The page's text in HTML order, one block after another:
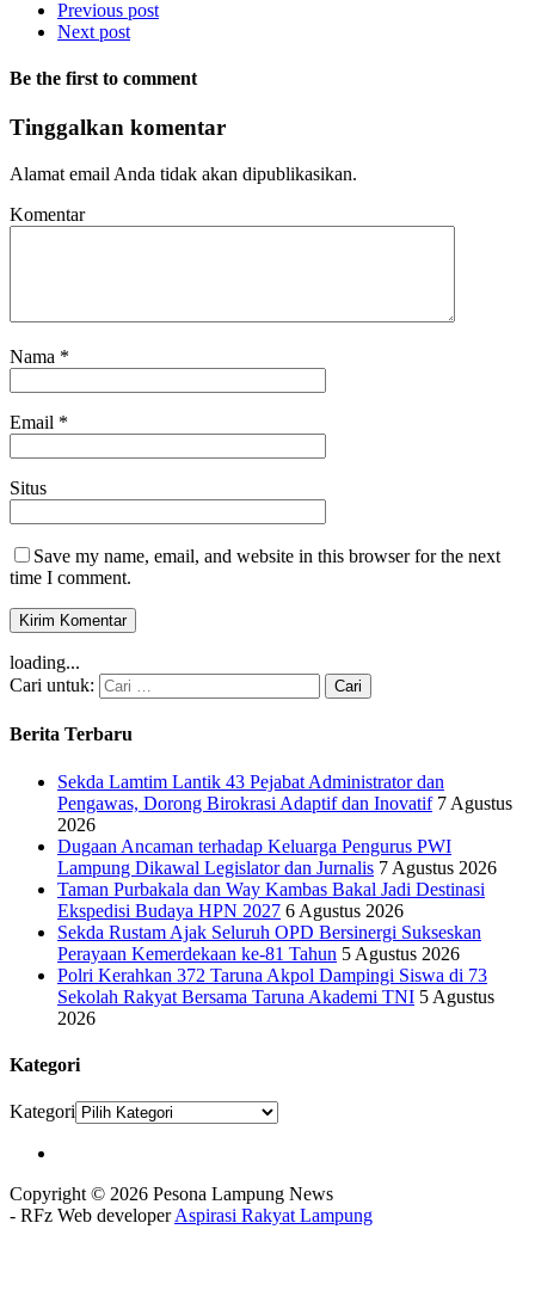
Previous post
Next post
Be the first to comment
Tinggalkan komentar
Alamat email Anda tidak akan dipublikasikan.
Komentar
Nama *
Email *
Situs
Save my name, email, and website in this browser for the next
time I comment.
loading...
Cari untuk:
Berita Terbaru
Sekda Lamtim Lantik 43 Pejabat Administrator dan
Pengawas, Dorong Birokrasi Adaptif dan Inovatif 7 Agustus
2026
Dugaan Ancaman terhadap Keluarga Pengurus PWI
Lampung Dikawal Legislator dan Jurnalis 7 Agustus 2026
Taman Purbakala dan Way Kambas Bakal Jadi Destinasi
Ekspedisi Budaya HPN 2027 6 Agustus 2026
Sekda Rustam Ajak Seluruh OPD Bersinergi Sukseskan
Perayaan Kemerdekaan ke-81 Tahun 5 Agustus 2026
Polri Kerahkan 372 Taruna Akpol Dampingi Siswa di 73
Sekolah Rakyat Bersama Taruna Akademi TNI 5 Agustus
2026
Kategori
Kategori
Copyright © 2026 Pesona Lampung News
- RFz Web developerAspirasi Rakyat Lampung